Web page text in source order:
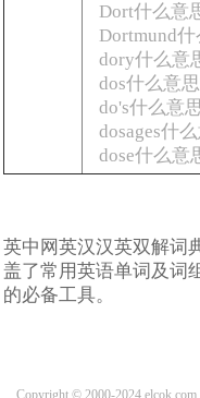
Dort什么意
Dortmund
dory什么意
dos什么意
do's什么意
dosages什
dose什么意
英中网英汉汉英双解词
盖了常用英语单词及词
的必备工具。
Copyright © 2000-2024 elcok.com